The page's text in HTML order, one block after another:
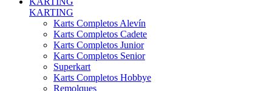
KARTING
Karts Completos Alevín
Karts Completos Cadete
Karts Completos Junior
Karts Completos Senior
Superkart
Karts Completos Hobbye
Remolques